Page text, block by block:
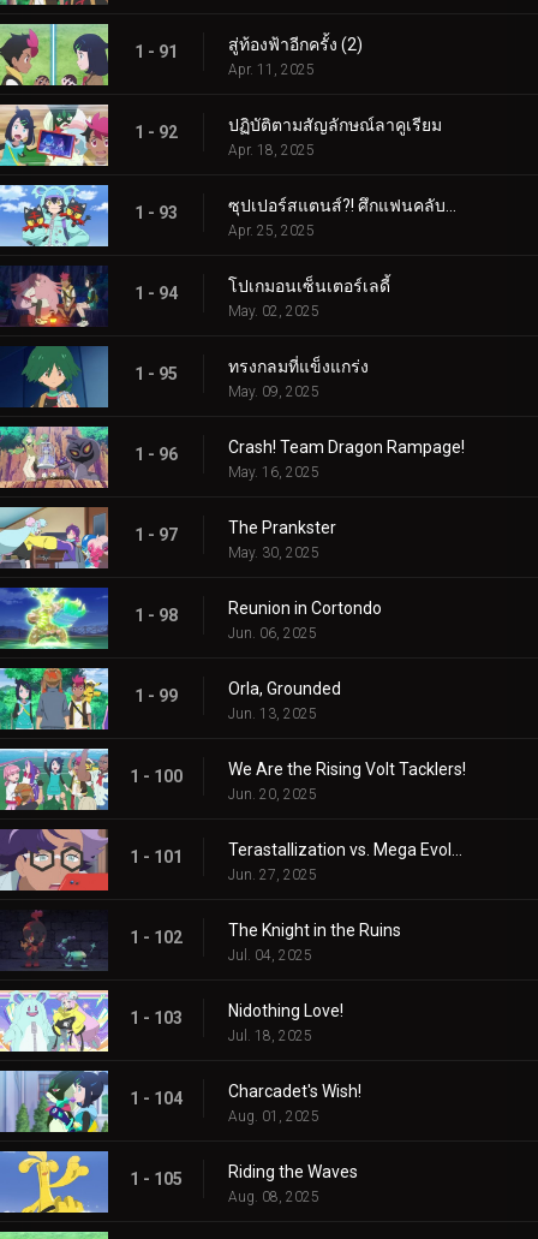
1 - 91 สู่ท้องฟ้าอีกครั้ง (2)
Apr. 11, 2025
1 - 92 ปฏิบัติตามสัญลักษณ์ลาคูเรียม
Apr. 18, 2025
1 - 93
Apr. 25, 2025
1 - 94 โปเกมอนเซ็นเตอร์เลดี้
May. 02, 2025
1 - 95 ทรงกลมที่แข็งแกร่ง
May. 09, 2025
1 - 96 Crash! Team Dragon Rampage!
May. 16, 2025
1 - 97 The Prankster
May. 30, 2025
1 - 98 Reunion in Cortondo
Jun. 06, 2025
1 - 99 Orla, Grounded
Jun. 13, 2025
1 - 100 We Are the Rising Volt Tacklers!
Jun. 20, 2025
1 - 101
Jun. 27, 2025
1 - 102 The Knight in the Ruins
Jul. 04, 2025
1 - 103 Nidothing Love!
Jul. 18, 2025
1 - 104 Charcadet's Wish!
Aug. 01, 2025
1 - 105 Riding the Waves
Aug. 08, 2025